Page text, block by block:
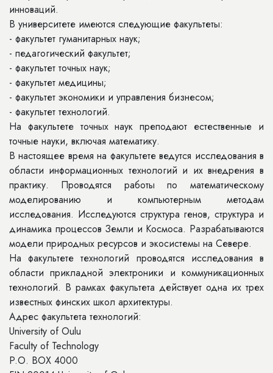
инноваций.
В университете имеются следующие факультеты:
- факультет гуманитарных наук;
- педагогический факультет;
- факультет точных наук;
- факультет медицины;
- факультет экономики и управления бизнесом;
- факультет технологий.
На факультете точных наук преподают естественные и
точные науки, включая математику.
В настоящее время на факультете ведутся исследования в
области информационных технологий и их внедрения в
практику. Проводятся работы по математическому
моделированию и компьютерным методам
исследования. Исследуются структура генов, структура и
динамика процессов Земли и Космоса. Разрабатываются
модели природных ресурсов и экосистемы на Севере.
На факультете технологий проводятся исследования в
области прикладной электроники и коммуникационных
технологий. В рамках факультета действует одна их трех
известных финских школ архитектуры.
Адрес факультета технологий:
University of Oulu
Faculty of Technology
P.O. BOX 4000